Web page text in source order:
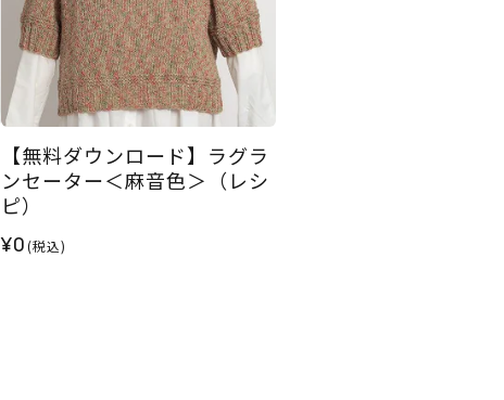
【無料ダウンロード】ラグラ
ンセーター＜麻音色＞（レシ
ピ）
¥0(税込)